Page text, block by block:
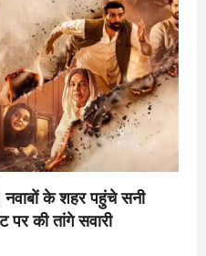
के शहर पहुंचे सनी
की तांगे सवारी